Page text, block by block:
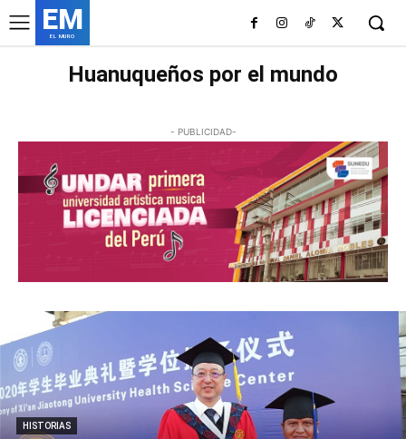
EM
EL MURO
Huanuqueños por el mundo
- PUBLICIDAD-
HISTORIAS